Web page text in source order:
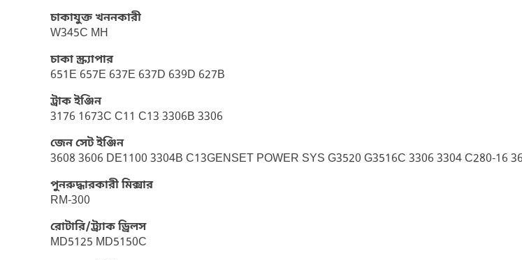
চাকাযুক্ত খননকারী
W345C MH
চাকা স্ক্র্যাপার
651E 657E 637E 637D 639D 627B
ট্রাক ইঞ্জিন
3176 1673C C11 C13 3306B 3306
জেন সেট ইঞ্জিন
3608 3606 DE1100 3304B C13GENSET POWER SYS G3520 G3516C 3306 3304 C280-16
পুনরুদ্ধারকারী মিক্সার
RM-300
রোটারি/ট্র্যাক ড্রিলস
MD5125 MD5150C